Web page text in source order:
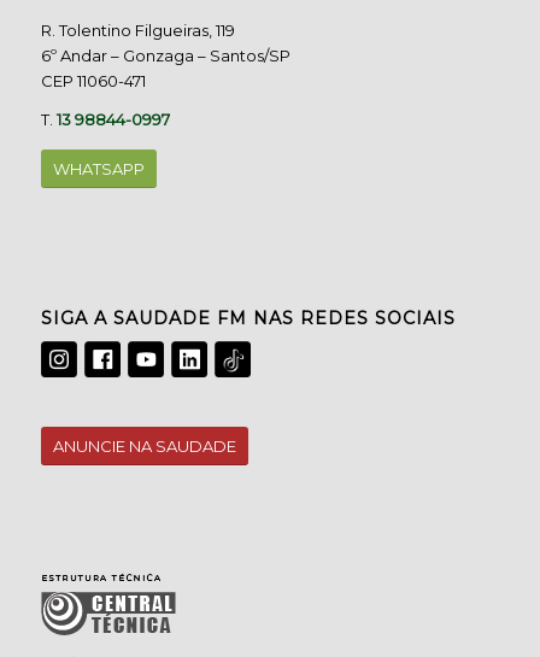
R. Tolentino Filgueiras, 119
6º Andar – Gonzaga – Santos/SP
CEP 11060-471
T.13 98844-0997
WHATSAPP
SIGA A SAUDADE FM NAS REDES SOCIAIS
ANUNCIE NA SAUDADE